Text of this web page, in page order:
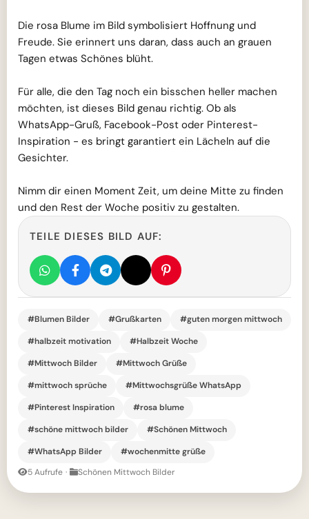
Die rosa Blume im Bild symbolisiert Hoffnung und
Freude. Sie erinnert uns daran, dass auch an grauen
Tagen etwas Schönes blüht.
Für alle, die den Tag noch ein bisschen heller machen
möchten, ist dieses Bild genau richtig. Ob als
WhatsApp-Gruß, Facebook-Post oder Pinterest-
Inspiration - es bringt garantiert ein Lächeln auf die
Gesichter.
Nimm dir einen Moment Zeit, um deine Mitte zu finden
und den Rest der Woche positiv zu gestalten.
TEILE DIESES BILD AUF:
#Blumen Bilder #Grußkarten
#guten morgen mittwoch
#halbzeit motivation
#Halbzeit Woche
#Mittwoch Bilder
#Mittwoch Grüße
#mittwoch sprüche
#Mittwochsgrüße WhatsApp
#Pinterest Inspiration
#rosa blume
#schöne mittwoch bilder
#Schönen Mittwoch
#WhatsApp Bilder
#wochenmitte grüße
5 Aufrufe · Schönen Mittwoch Bilder